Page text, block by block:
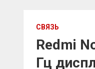
СВЯЗЬ
Redmi
Гц